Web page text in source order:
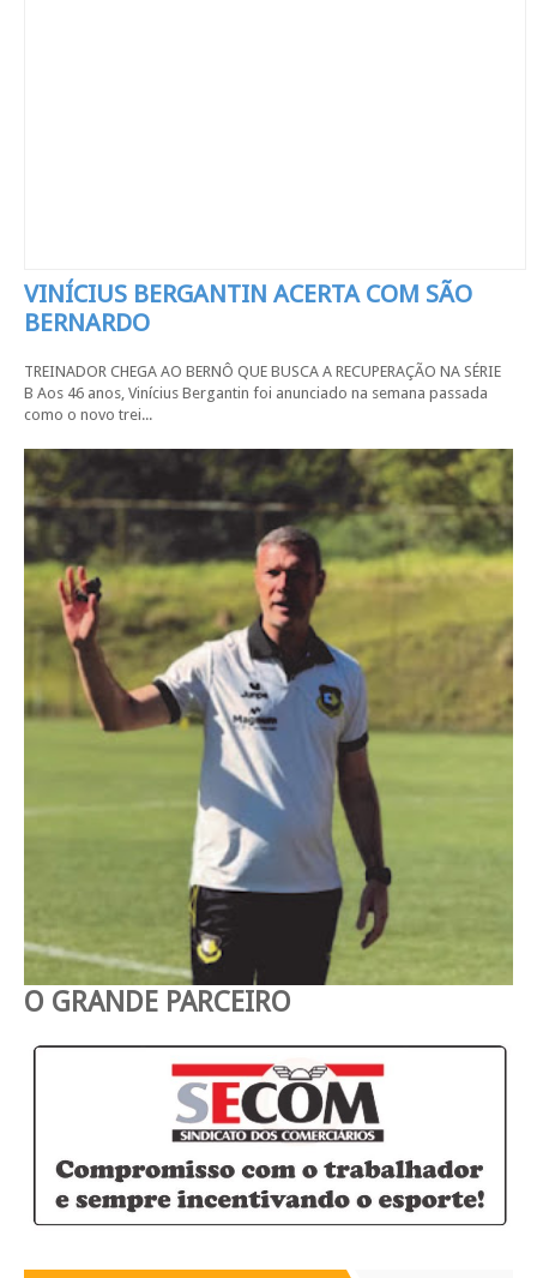
VINÍCIUS BERGANTIN ACERTA COM SÃO
BERNARDO
TREINADOR CHEGA AO BERNÔ QUE BUSCA A RECUPERAÇÃO NA SÉRIE
B Aos 46 anos, Vinícius Bergantin foi anunciado na semana passada
como o novo trei...
O GRANDE PARCEIRO